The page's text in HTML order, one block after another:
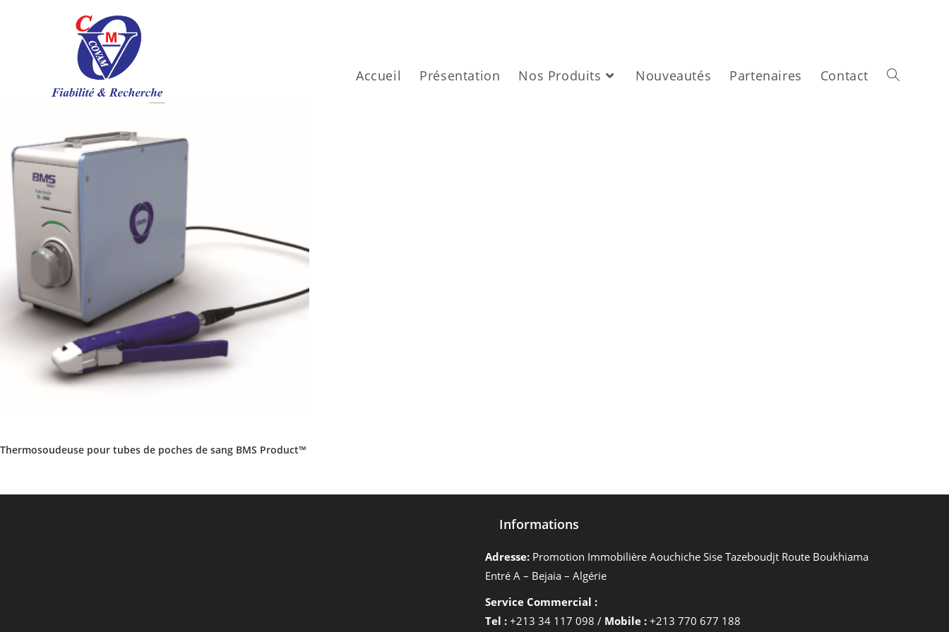
Accueil Présentation Nos Produits Nouveautés Partenaires Contact
Thermosoudeuse pour tubes de poches de sang BMS Product™
Informations
Adresse: Promotion Immobilière Aouchiche Sise Tazeboudjt Route Boukhiama
Entré A – Bejaia – Algérie
Service Commercial :
Tel : +213 34 117 098 / Mobile : +213 770 677 188